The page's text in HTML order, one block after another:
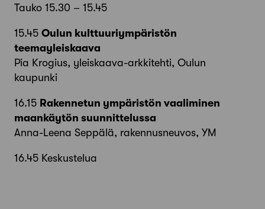
Tauko 15.30 – 15.45
15.45 Oulun kulttuuriympäristön
teemayleiskaava
Pia Krogius, yleiskaava-arkkitehti, Oulun
kaupunki
16.15 Rakennetun ympäristön vaaliminen
maankäytön suunnittelussa
Anna-Leena Seppälä, rakennusneuvos, YM
16.45 Keskustelua